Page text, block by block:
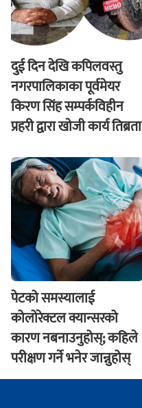
दुई दिन देखि कपिलवस्तु
नगरपालिकाका पूर्वमेयर
किरण सिंह सम्पर्कविहीन
प्रहरी द्वारा खाेजी कार्य तिब्रता
पेटको समस्यालाई
कोलोरेक्टल क्यान्सरको
कारण नबनाउनुहोस्; कहिले
परीक्षण गर्ने भनेर जान्नुहोस्